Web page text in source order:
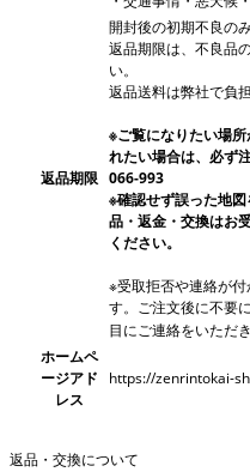
返品期限
開封後の初期不良の
返品期限は、不良品
い。
返品送料は弊社で負
※ご覧になりたい場
れたい場合は、必ず
066-993
※確認せず誤った地
品・返金・交換はお
ください。
※受取拒否や連絡が
す。ご注文後に不要
目にご連絡をいただ
ホームペ
ージアド
レス
https://zenrintokai-
返品・交換について